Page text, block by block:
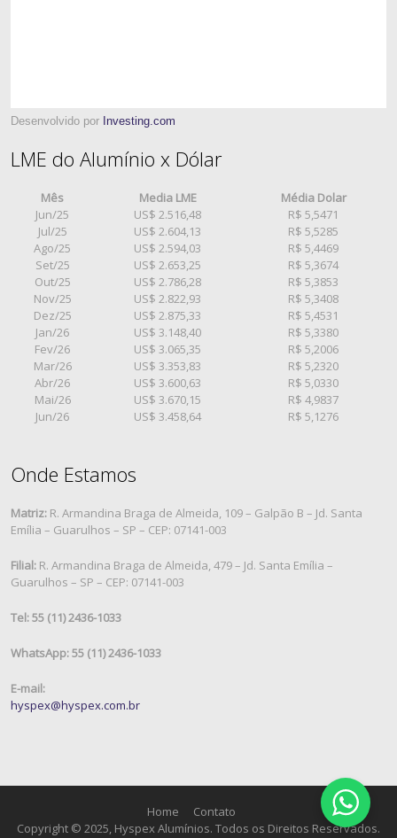
Desenvolvido por Investing.com
LME do Alumínio x Dólar
Mês Media LME
Média Dolar
Jun/25
US$ 2.516,48
R$ 5,5471
Jul/25
US$ 2.604,13
R$ 5,5285
Ago/25
US$ 2.594,03
R$ 5,4469
Set/25
US$ 2.653,25
R$ 5,3674
Out/25
US$ 2.786,28
R$ 5,3853
Nov/25
US$ 2.822,93
R$ 5,3408
Dez/25
US$ 2.875,33
R$ 5,4531
Jan/26
US$ 3.148,40
R$ 5,3380
Fev/26
US$ 3.065,35
R$ 5,2006
Mar/26
US$ 3.353,83
R$ 5,2320
Abr/26
US$ 3.600,63
R$ 5,0330
Mai/26
US$ 3.670,15
R$ 4,9837
Jun/26
US$ 3.458,64 R$ 5,1276
Onde Estamos
Matriz: R. Armandina Braga de Almeida, 109 – Galpão B – Jd. Santa
Emília – Guarulhos – SP – CEP: 07141-003
Filial: R. Armandina Braga de Almeida, 479 – Jd. Santa Emília –
Guarulhos – SP – CEP: 07141-003
Tel: 55 (11) 2436-1033
WhatsApp: 55 (11) 2436-1033
E-mail:
hyspex@hyspex.com.br
Home
Contato
Copyright © 2025, Hyspex Alumínios. Todos os Direitos Reservados.